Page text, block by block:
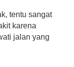
tentu sangat
karena
jalan yang